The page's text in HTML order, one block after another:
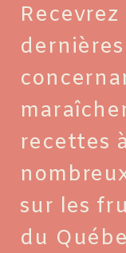
recettes
sur les
du